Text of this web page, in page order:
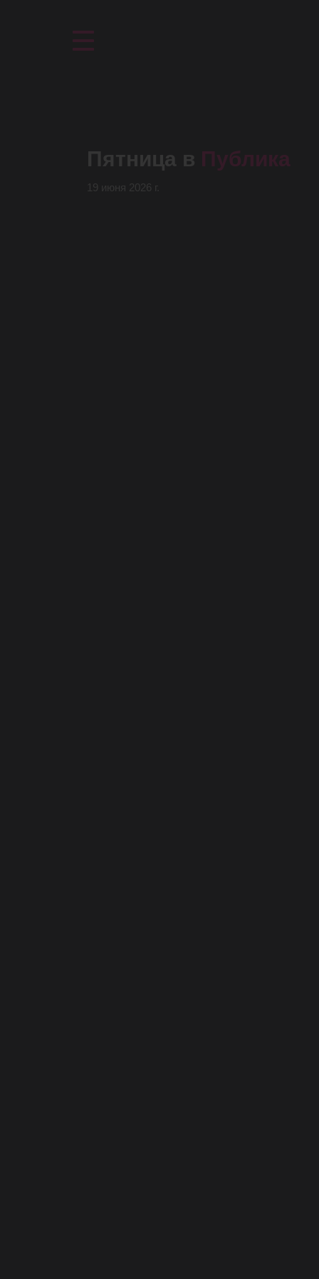
Пятница в Публика
19 июня 2026 г.